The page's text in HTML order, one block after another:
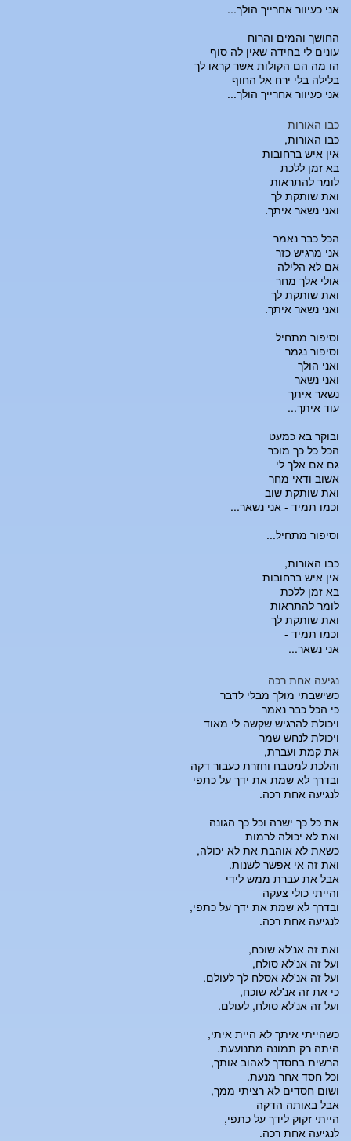
אני כעיוור אחרייך הולך...
החושך והמים והרוח
עונים לי בחידה שאין לה סוף
הו מה הם הקולות אשר קראו לך
בלילה בלי ירח אל החוף
אני כעיוור אחרייך הולך...
כבו האורות
כבו האורות,
אין איש ברחובות
בא זמן ללכת
לומר להתראות
ואת שותקת לך
ואני נשאר איתך.
הכל כבר נאמר
אני מרגיש כזר
אם לא הלילה
אולי אלך מחר
ואת שותקת לך
ואני נשאר איתך.
וסיפור מתחיל
וסיפור נגמר
ואני הולך
ואני נשאר
נשאר איתך
עוד איתך...
ובוקר בא כמעט
הכל כל כך מוכר
גם אם אלך לי
אשוב ודאי מחר
ואת שותקת שוב
וכמו תמיד - אני נשאר...
וסיפור מתחיל...
כבו האורות,
אין איש ברחובות
בא זמן ללכת
לומר להתראות
ואת שותקת לך
וכמו תמיד -
אני נשאר...
נגיעה אחת רכה
כשישבתי מולך מבלי לדבר
כי הכל כבר נאמר
ויכולת להרגיש שקשה לי מאוד
ויכולת לנחש שמר
את קמת ועברת,
והלכת למטבח וחזרת כעבור דקה
ובדרך לא שמת את ידך על כתפי
לנגיעה אחת רכה.
את כל כך ישרה וכל כך הגונה
ואת לא יכולה לרמות
כשאת לא אוהבת את לא יכולה,
ואת זה אי אפשר לשנות.
אבל את עברת ממש לידי
והייתי כולי צעקה
ובדרך לא שמת את ידך על כתפי,
לנגיעה אחת רכה.
ואת זה אנ'לא שוכח,
ועל זה אנ'לא סולח,
ועל זה אנ'לא אסלח לך לעולם.
כי את זה אנ'לא שוכח,
ועל זה אנ'לא סולח, לעולם.
כשהייתי איתך לא היית איתי,
היתה רק תמונה מתנועעת.
הרשית בחסדך לאהוב אותך,
וכל חסד אחר מנעת.
ושום חסדים לא רציתי ממך,
אבל באותה הדקה
הייתי זקוק לידך על כתפי,
לנגיעה אחת רכה.